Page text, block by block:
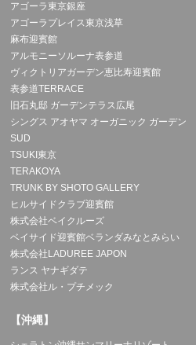
アゴーラ東京銀座
アゴーラプレイス東京浅草
麻布迎賓館
アルモニーソルーナ表参道
ヴィクトリアガーデン恵比寿迎賓館
表参道TERRACE
旧石丸邸 ガーデンテラス広尾
シングス アオヤマ オーガニック ガーデン
SUD
TSUKI東京
TERAKOYA
TRUNK BY SHOTO GALLERY
ヒルサイドクラブ迎賓館
株式会社ベイクルーズ
ベイサイド迎賓館ベランダみなとみらい
株式会社LADUREE JAPON
ランス ヤナギダテ
株式会社ル・プチメック
【沖縄】